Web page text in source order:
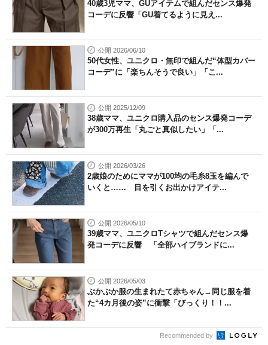
40歳3児ママ、GUアイテムで組んだセンス爆発
コーデに反響「GU着てるように見え...
公開 2026/06/10
50代女性、ユニクロ・無印で組んだ“体型カバー
コーデ”に「楽ちんそうで良い」「こ...
公開 2025/12/09
38歳ママ、ユニクロ購入品のセンス爆発コーデ
が300万再生「丸ごと真似したい」「...
公開 2026/03/26
2歳娘のためにママが100均の毛糸8玉を編んで
いくと…… 目を引くお出かけアイテ...
公開 2026/05/10
39歳ママ、ユニクロTシャツで組んだセンス爆
発コーデに反響 「全部ハイブランドに...
公開 2026/05/03
ぶかぶか服の生まれたて赤ちゃん→同じ服を着
た“4カ月後の姿”に衝撃「びっくり！！...
Recommended by